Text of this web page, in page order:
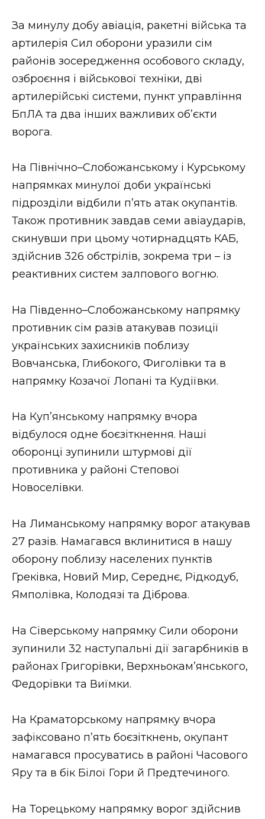
За минулу добу авіація, ракетні війська та
артилерія Сил оборони уразили сім
районів зосередження особового складу,
озброєння і військової техніки, дві
артилерійські системи, пункт управління
БпЛА та два інших важливих об’єкти
ворога.
На Північно–Слобожанському і Курському
напрямках минулої доби українські
підрозділи відбили п’ять атак окупантів.
Також противник завдав семи авіаударів,
скинувши при цьому чотирнадцять КАБ,
здійснив 326 обстрілів, зокрема три – із
реактивних систем залпового вогню.
На Південно–Слобожанському напрямку
противник сім разів атакував позиції
українських захисників поблизу
Вовчанська, Глибокого, Фиголівки та в
напрямку Козачої Лопані та Кудіївки.
На Куп’янському напрямку вчора
відбулося одне боєзіткнення. Наші
оборонці зупинили штурмові дії
противника у районі Степової
Новоселівки.
На Лиманському напрямку ворог атакував
27 разів. Намагався вклинитися в нашу
оборону поблизу населених пунктів
Греківка, Новий Мир, Середнє, Рідкодуб,
Ямполівка, Колодязі та Діброва.
На Сіверському напрямку Сили оборони
зупинили 32 наступальні дії загарбників в
районах Григорівки, Верхньокам’янського,
Федорівки та Виїмки.
На Краматорському напрямку вчора
зафіксовано п’ять боєзіткнень, окупант
намагався просуватись в районі Часового
Яру та в бік Білої Гори й Предтечиного.
На Торецькому напрямку ворог здійснив